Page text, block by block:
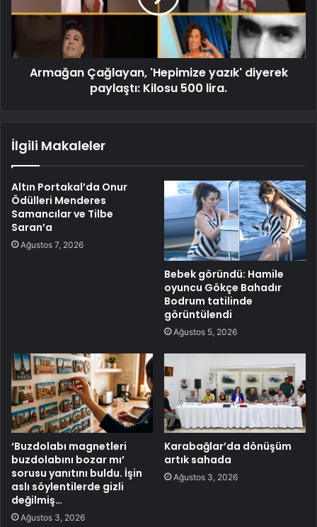
Armağan Çağlayan, 'Hepimize yazık' diyerek
paylaştı: Kilosu 500 lira.
İlgili Makaleler
Altın Portakal’da Onur
Ödülleri Menderes
Samancılar ve Tilbe
Saran’a
Ağustos 7, 2026
Bebek göründü: Hamile
oyuncu Gökçe Bahadır
Bodrum tatilinde
görüntülendi
Ağustos 5, 2026
‘Buzdolabı magnetleri
buzdolabını bozar mı’
sorusu yanıtını buldu. İşin
aslı söylentilerde gizli
değilmiş…
Ağustos 3, 2026
Karabağlar’da dönüşüm
artık sahada
Ağustos 3, 2026